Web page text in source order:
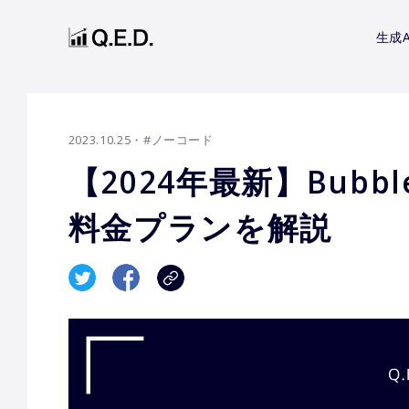
生成
2023.10.25 ・#ノーコード
【2024年最新】
料金プランを解説